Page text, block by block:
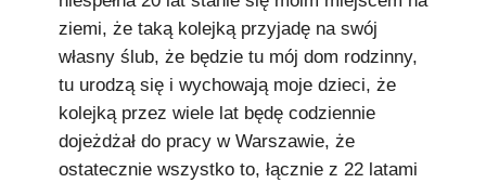
ziemi, że taką kolejką przyjadę na swój
własny ślub, że będzie tu mój dom rodzinny,
tu urodzą się i wychowają moje dzieci, że
kolejką przez wiele lat będę codziennie
dojeżdżał do pracy w Warszawie, że
ostatecznie wszystko to, łącznie z 22 latami